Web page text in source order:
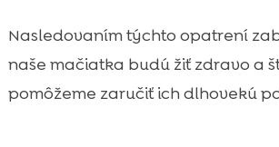
Nasledovaním týchto opatrení
naše mačiatka budú žiť zdravo a
pomôžeme zaručiť ich dlhovekú